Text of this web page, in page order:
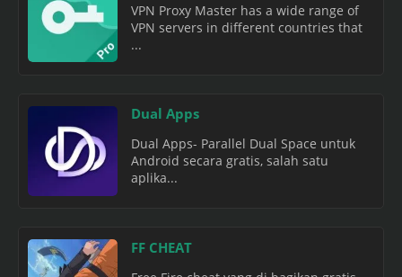
VPN Proxy Master has a wide range of
VPN servers in different countries that
...
Dual Apps
Dual Apps- Parallel Dual Space untuk
Android secara gratis, salah satu
aplika...
FF CHEAT